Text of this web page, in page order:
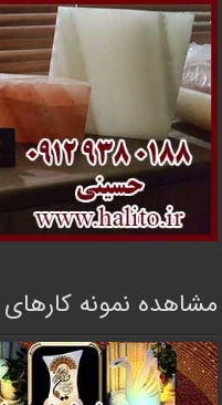
مشاهده نمونه